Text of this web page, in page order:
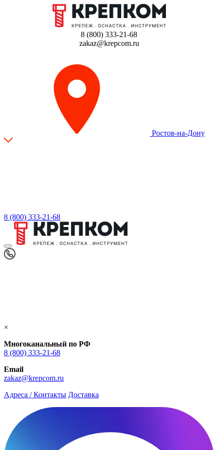
8 (800) 333-21-68
zakaz@krepcom.ru
Ростов-на-Дону
8 (800) 333-21-68
×
Многоканальный по РФ
8 (800) 333‑21-68
Email
zakaz@krepcom.ru
Адреса / Контакты Доставка